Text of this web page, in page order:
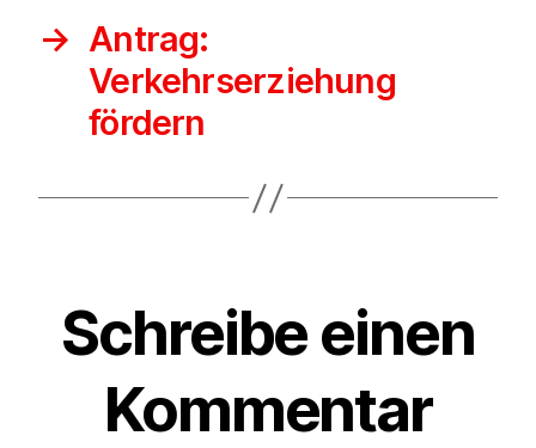
→ Antrag:
Verkehrserziehung
fördern
Schreibe einen
Kommentar